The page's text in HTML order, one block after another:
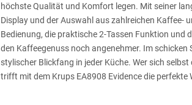
höchste Qualität und Komfort legen. Mit seiner
Display und der Auswahl aus zahlreichen Kaffee-
Bedienung, die praktische 2-Tassen Funktion und
den Kaffeegenuss noch angenehmer. Im
stylischer Blickfang in jeder Küche. Wer sich
trifft mit dem Krups EA8908 Evidence die perfekte